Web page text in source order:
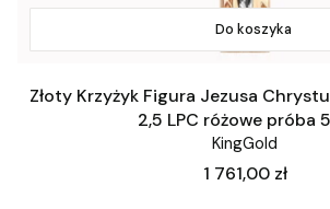
Do koszyka
Złoty Krzyżyk Figura Jezusa
2,5 LPC różowe próba
KingGold
Cena
1 761,00 zł